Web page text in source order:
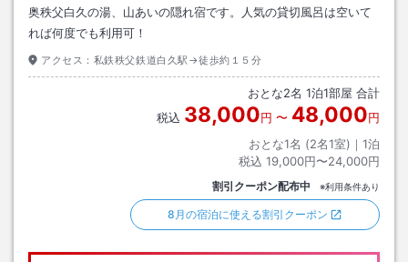
奥秩父白久の湯、山あいの隠れ宿です。人気の貸切風呂は空いて
れば何度でも利用可！
アクセス： 私鉄秩父鉄道白久駅→徒歩約１５分
おとな2名 1泊1部屋 合計
税込 38,000円 〜 48,000円
おとな1名 (2名1室)｜ 1泊
税込 19,000円〜24,000円
割引クーポン配布中 ※利用条件あり
8月の宿泊に使える割引クーポン